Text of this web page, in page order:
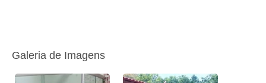
Galeria de Imagens